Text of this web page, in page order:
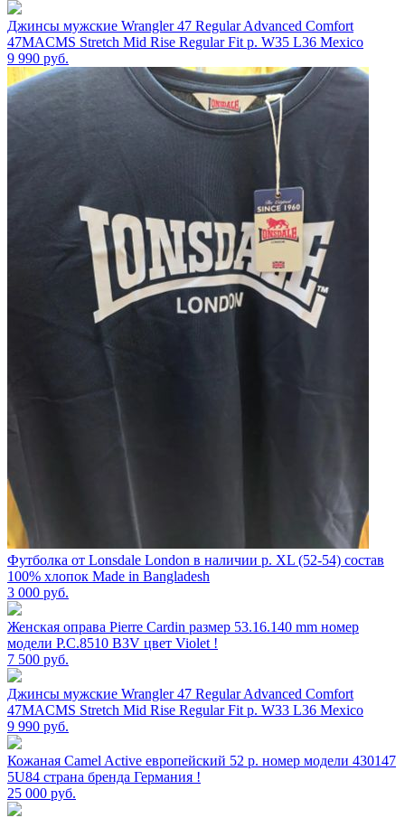
Джинсы мужские Wrangler 47 Regular Advanced Comfort
47MACMS Stretch Mid Rise Regular Fit р. W35 L36 Mexico
9 990 руб.
Футболка от Lonsdale London в наличии р. XL (52-54) состав
100% хлопок Made in Bangladesh
3 000 руб.
Женская оправа Pierre Cardin размер 53.16.140 mm номер
модели P.C.8510 B3V цвет Violet !
7 500 руб.
Джинсы мужские Wrangler 47 Regular Advanced Comfort
47MACMS Stretch Mid Rise Regular Fit р. W33 L36 Mexico
9 990 руб.
Кожаная Camel Active европейский 52 р. номер модели 430147
5U84 страна бренда Германия !
25 000 руб.